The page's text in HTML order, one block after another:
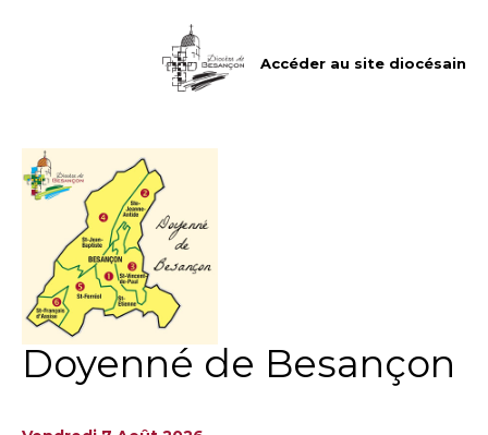
Accéder au site diocésain
Doyenné de Besançon